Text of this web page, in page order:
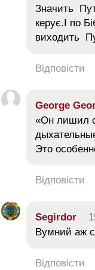
Значить
керує.І по
виходить
Відповісти
George
«Он лишил
Это
Відповісти
Segirdor
Вумний аж
Відповісти